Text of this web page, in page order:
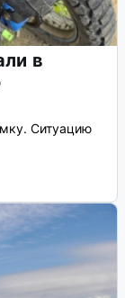
в
Ситуацию